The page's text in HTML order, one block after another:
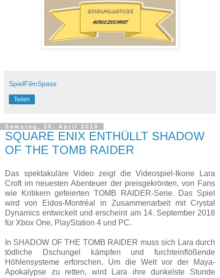
SpielFilmSpass
Teilen
Samstag, 28. April 2018
SQUARE ENIX ENTHÜLLT SHADOW
OF THE TOMB RAIDER
Das spektakuläre Video zeigt die Videospiel-Ikone Lara
Croft im neuesten Abenteuer der preisgekrönten, von Fans
wie Kritikern gefeierten TOMB RAIDER-Serie. Das Spiel
wird von Eidos-Montréal in Zusammenarbeit mit Crystal
Dynamics entwickelt und erscheint am 14. September 2018
für Xbox One, PlayStation 4 und PC.
In SHADOW OF THE TOMB RAIDER muss sich Lara durch
tödliche Dschungel kämpfen und furchteinflößende
Höhlensysteme erforschen. Um die Welt vor der Maya-
Apokalypse zu retten, wird Lara ihre dunkelste Stunde